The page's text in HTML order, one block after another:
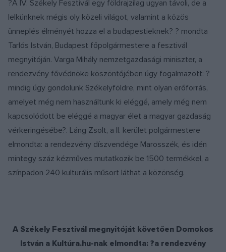
?A IV. Székely Fesztivál egy földrajzilag ugyan távoli, de a
lelkünknek mégis oly közeli világot, valamint a közös
ünneplés élményét hozza el a budapestieknek? ? mondta
Tarlós István, Budapest főpolgármestere a fesztivál
megnyitóján. Varga Mihály nemzetgazdasági miniszter, a
rendezvény fővédnöke köszöntőjében úgy fogalmazott: ?
mindig úgy gondolunk Székelyföldre, mint olyan erőforrás,
amelyet még nem használtunk ki eléggé, amely még nem
kapcsolódott be eléggé a magyar élet a magyar gazdaság
vérkeringésébe?. Láng Zsolt, a II. kerület polgármestere
elmondta: a rendezvény díszvendége Marosszék, és idén
mintegy száz kézműves mutatkozik be 1500 termékkel, a
színpadon 240 kulturális műsort láthat a közönség.
A Székely Fesztivál megnyitóját követően Domokos
István a Kultúra.hu-nak elmondta: ?a rendezvény